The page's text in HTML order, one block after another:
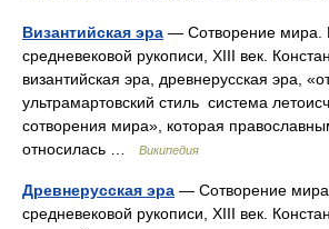
Византийская эра — Сотворение мира.
средневековой рукописи, XIII век.
византийская эра, древнерусская эра,
ультрамартовский стиль система
сотворения мира», которая
относилась …
Википедия
Древнерусская эра — Сотворение
средневековой рукописи, XIII век.